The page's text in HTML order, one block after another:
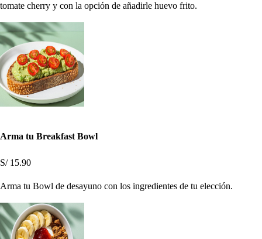
tomate cherry y con la opción de añadirle huevo frito.
Arma tu Breakfast Bowl
S/ 15.90
Arma tu Bowl de desayuno con los ingredientes de tu elección.